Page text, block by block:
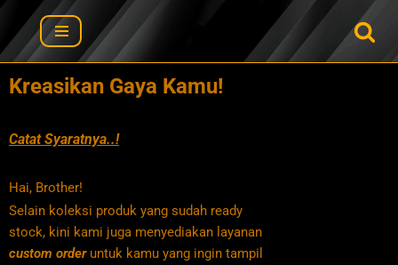
Lompat
konten
Kreasikan Gaya Kamu!
Catat Syaratnya..!
Hai, Brother!
Selain koleksi produk yang sudah ready
stock, kini kami juga menyediakan layanan
custom orderuntuk kamu yang ingin tampil